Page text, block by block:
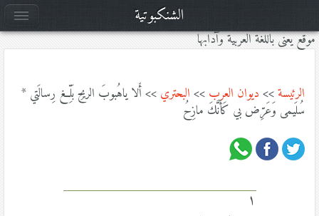
موقع يعنى باللغة العربية وآدابها
الرئيسة>> ديوان العرب >> البحتري >> أَلا ياهُبوبَ الريحِ بَلِّغ رِسالَتي *
سُلَيمى وَعَرِّض بي كَأَنَّكَ مازِحُ
١
الشنكبوتية